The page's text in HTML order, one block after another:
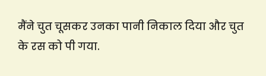
मैंने चुत चूसकर उनका पानी निकाल दिया और चुत
के रस को पी गया.